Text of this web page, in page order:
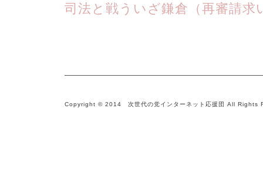
司法と戦ういざ鎌倉（再審請求
Copyright © 2014 次世代の党インターネット応援団 All Rights